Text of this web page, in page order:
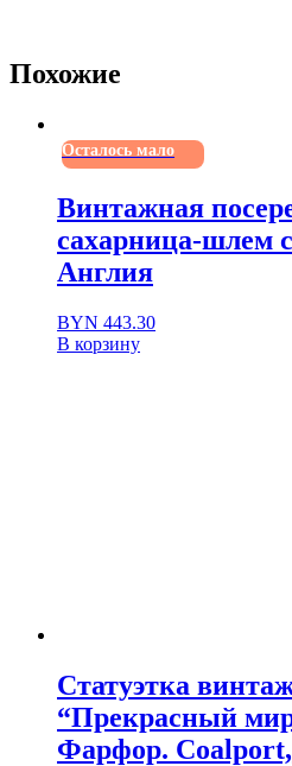
кружкасисторией
подарокколлекционеру
редкиевещи
ретропосуда
уникальныйдизайн
Похожие
Осталось мало
Винтажная
сахарница-шлем
Англия
BYN 443.30
В корзину
Статуэтка
“Прекрасный
Фарфор. Coalport,